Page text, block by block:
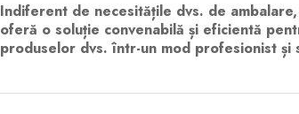
Indiferent de necesitățile dvs. de
oferă o soluție convenabilă și eficientă
produselor dvs. într-un mod profesionist și